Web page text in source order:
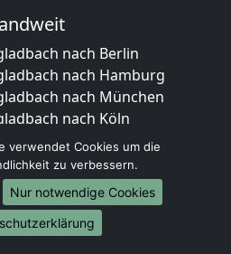
nach Berlin
nach Hamburg
nach München
nach Köln
nach Frankfurt am
nach Stuttgart
nach Düsseldorf
nach Leipzig
verwendet Cookies um die
zu verbessern.
Nur notwendige Cookies